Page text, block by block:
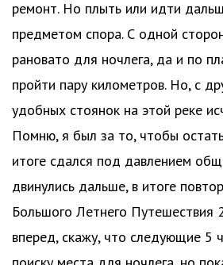
ремонт. Но плыть или идти
предметом спора. С одной
рановато для ночлега, да и по
пройти пару километров. Но, с
удобных стоянок на этой реке
Помню, я был за то, чтобы
итоге сдался под давлением
двинулись дальше, в итоге
Большого Летнего Путешествия
вперед, скажу, что следующие 5